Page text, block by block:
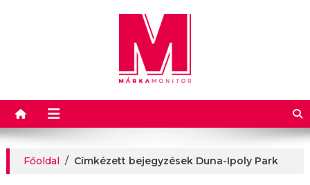
Márkamonitor
Főoldal / Címkézett bejegyzések Duna-Ipoly Park